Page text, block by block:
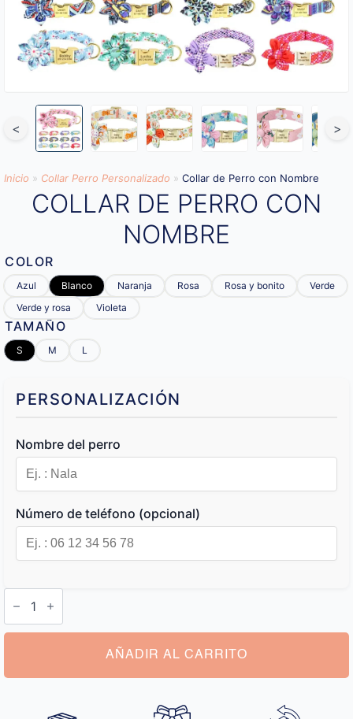
< >
Inicio » Collar Perro Personalizado » Collar de Perro con Nombre
COLLAR DE PERRO CON
NOMBRE
COLOR
Azul Blanco Naranja Rosa Rosa y bonito
Verde
Verde y rosa
Violeta
TAMAÑO
S M L
PERSONALIZACIÓN
Nombre del perro
Número de teléfono (opcional)
Collar
de
Perro
con
AÑADIR AL CARRITO